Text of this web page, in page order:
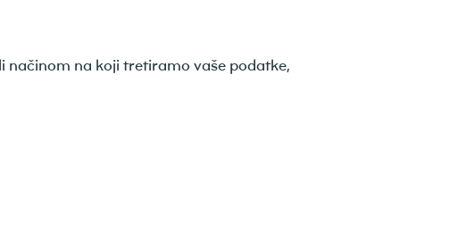
načinom na koji tretiramo vaše podatke,